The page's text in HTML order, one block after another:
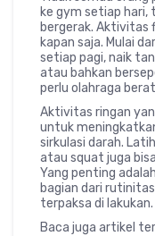
ke gym setiap
bergerak. Aktivitas
kapan saja. Mulai
setiap pagi, naik
atau bahkan
perlu olahraga
Aktivitas ringan
untuk
sirkulasi darah.
atau squat juga
Yang penting
bagian dari
terpaksa di lakukan.
Baca juga artikel